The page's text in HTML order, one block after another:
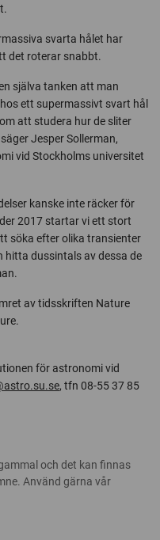
svarta hålet har
det roterar snabbt.
själva tanken att man
ett supermassivt svart hål
att studera hur de sliter
Jesper Sollerman,
vid Stockholms universitet
kanske inte räcker för
2017 startar vi ett stort
söka efter olika transienter
hitta dussintals av dessa de
av tidsskriften Nature
för astronomi vid
, tfn 08-55 37 85
och det kan finnas
Använd gärna vår